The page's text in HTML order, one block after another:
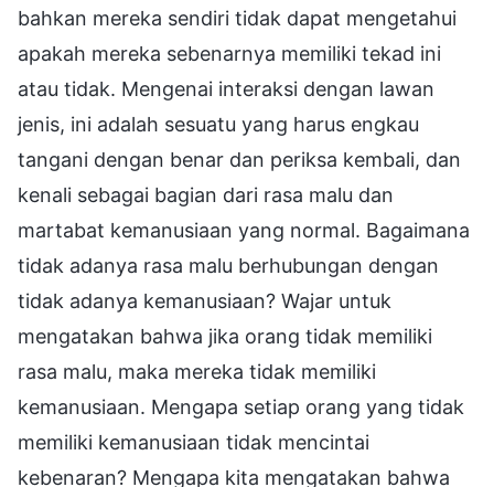
bahkan mereka sendiri tidak dapat mengetahui
apakah mereka sebenarnya memiliki tekad ini
atau tidak. Mengenai interaksi dengan lawan
jenis, ini adalah sesuatu yang harus engkau
tangani dengan benar dan periksa kembali, dan
kenali sebagai bagian dari rasa malu dan
martabat kemanusiaan yang normal. Bagaimana
tidak adanya rasa malu berhubungan dengan
tidak adanya kemanusiaan? Wajar untuk
mengatakan bahwa jika orang tidak memiliki
rasa malu, maka mereka tidak memiliki
kemanusiaan. Mengapa setiap orang yang tidak
memiliki kemanusiaan tidak mencintai
kebenaran? Mengapa kita mengatakan bahwa